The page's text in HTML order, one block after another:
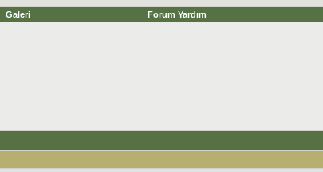
Galeri Forum Yardım